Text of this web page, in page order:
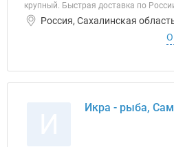
крупный. Быстрая доставка по
Россия, Сахалинская
О
Икра - рыба,